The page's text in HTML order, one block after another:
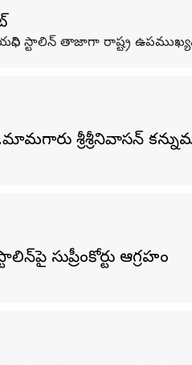
స్టాలిన్ తాజాగా రాష్ట్ర
శ్రీశ్రీనివాసన్
సుప్రీంకోర్టు ఆగ్రహం